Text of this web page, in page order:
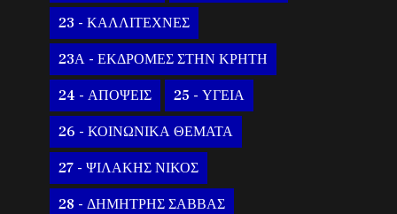
23 - ΚΑΛΛΙΤΕΧΝΕΣ
23Α - ΕΚΔΡΟΜΕΣ ΣΤΗΝ ΚΡΗΤΗ
24 - ΑΠΟΨΕΙΣ 25 - ΥΓΕΙΑ
26 - ΚΟΙΝΩΝΙΚΑ ΘΕΜΑΤΑ
27 - ΨΙΛΑΚΗΣ ΝΙΚΟΣ
28 - ΔΗΜΗΤΡΗΣ ΣΑΒΒΑΣ